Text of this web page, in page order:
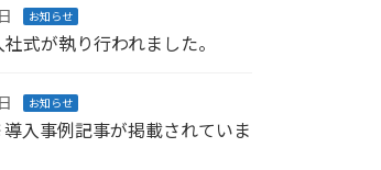
お知らせ
式が執り行われました。
お知らせ
入事例記事が掲載されていま